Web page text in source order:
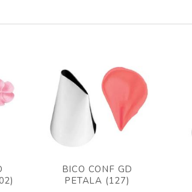
BICO CONF GD
PETALA (127)